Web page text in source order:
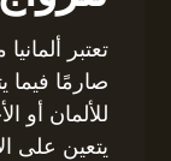
تعتبر
صارمًا فيما
للألمان أو
يتعين على